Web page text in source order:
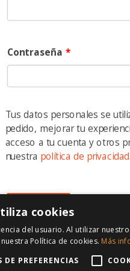
Contraseña *
Tus datos personales se
pedido, mejorar tu
acceso a tu cuenta y otros
nuestra política de privacidad.
41400
635 38
635 38
cookies
del usuario. Al utilizar
Política de cookies. Más
DE PREFERENCIAS